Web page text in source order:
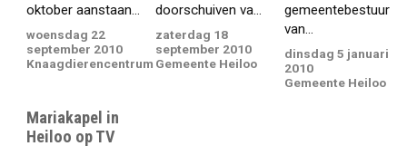
oktober aanstaan...
woensdag 22
september 2010
Knaagdierencentrum
doorschuiven va...
zaterdag 18
september 2010
Gemeente Heiloo
gemeentebestuur
van...
dinsdag 5 januari
2010
Gemeente Heiloo
Mariakapel in
Heiloo op TV